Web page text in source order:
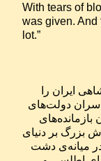
With tears of
was given. And
lot.”